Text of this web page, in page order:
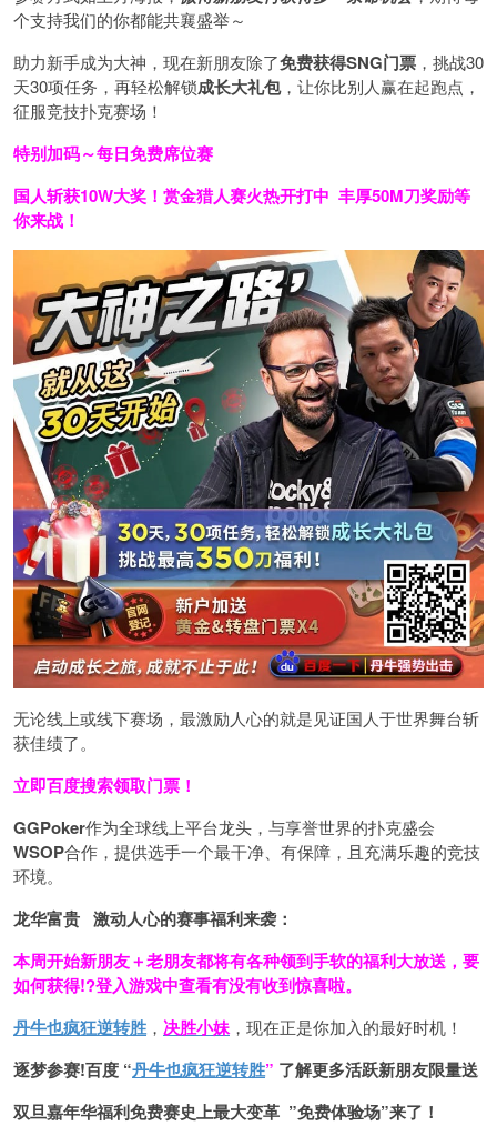
个支持我们的你都能共襄盛举～
助力新手成为大神，现在新朋友除了免费获得SNG门票 ，挑战30
天30项任务，再轻松解锁成长大礼包，让你比别人赢在起跑点，
征服竞技扑克赛场！
特别加码～每日免费席位赛
国人斩获10W大奖！ 赏金猎人赛火热开打中 丰厚50M刀奖励等
你来战！
无论线上或线下赛场，最激励人心的就是见证国人于世界舞台斩
获佳绩了。
立即百度搜索领取门票！
GGPoker作为全球线上平台龙头，与享誉世界的扑克盛会
WSOP合作，提供选手一个最干净、有保障，且充满乐趣的竞技
环境。
龙华富贵 激动人心的赛事福利来袭：
本周开始新朋友＋老朋友都将有各种领到手软的福利大放送，要
如何获得!?登入游戏中查看有没有收到惊喜啦。
丹牛也疯狂逆转胜， 决胜小妹，现在正是你加入的最好时机！
逐梦参赛!百度 “丹牛也疯狂逆转胜” 了解更多活跃新朋友限量送
双旦嘉年华福利免费赛史上最大变革 ”免费体验场”来了！